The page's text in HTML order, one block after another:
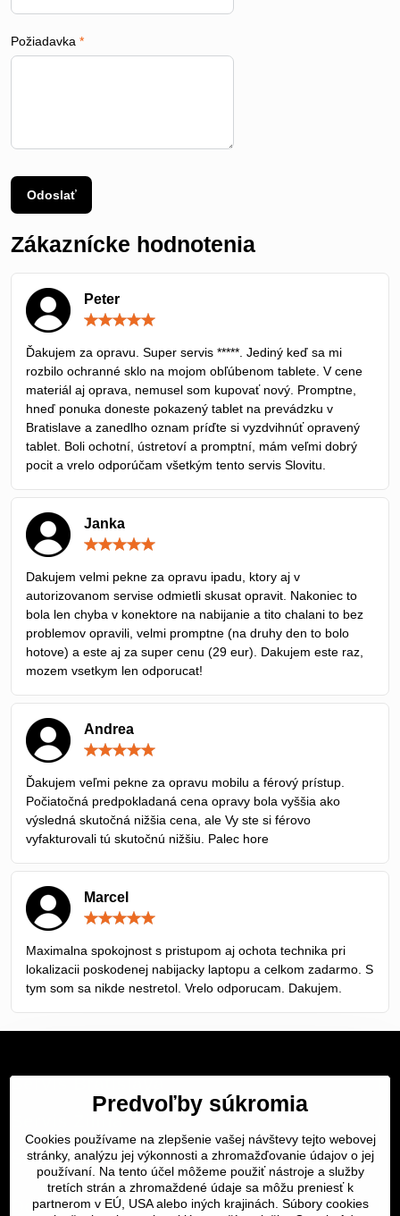
Požiadavka *
Odoslať
Zákaznícke hodnotenia
Peter
5
Ďakujem za opravu. Super servis *****. Jediný keď sa mi
rozbilo ochranné sklo na mojom obľúbenom tablete. V cene
materiál aj oprava, nemusel som kupovať nový. Promptne,
hneď ponuka doneste pokazený tablet na prevádzku v
Bratislave a zanedlho oznam príďte si vyzdvihnúť opravený
tablet. Boli ochotní, ústretoví a promptní, mám veľmi dobrý
pocit a vrelo odporúčam všetkým tento servis Slovitu.
Janka
5
Dakujem velmi pekne za opravu ipadu, ktory aj v
autorizovanom servise odmietli skusat opravit. Nakoniec to
bola len chyba v konektore na nabijanie a tito chalani to bez
problemov opravili, velmi promptne (na druhy den to bolo
hotove) a este aj za super cenu (29 eur). Dakujem este raz,
mozem vsetkym len odporucat!
Andrea
5
Ďakujem veľmi pekne za opravu mobilu a férový prístup.
Počiatočná predpokladaná cena opravy bola vyššia ako
výsledná skutočná nižšia cena, ale Vy ste si férovo
vyfakturovali tú skutočnú nižšiu. Palec hore
Marcel
5
Maximalna spokojnost s pristupom aj ochota technika pri
lokalizacii poskodenej nabijacky laptopu a celkom zadarmo. S
tym som sa nikde nestretol. Vrelo odporucam. Dakujem.
Servis Bratislava
Servis Košice
Dôležité odkazy
Predvoľby súkromia
Cookies používame na zlepšenie vašej návštevy tejto webovej
stránky, analýzu jej výkonnosti a zhromažďovanie údajov o jej
používaní. Na tento účel môžeme použiť nástroje a služby
tretích strán a zhromaždené údaje sa môžu preniesť k
partnerom v EÚ, USA alebo iných krajinách. Súbory cookies